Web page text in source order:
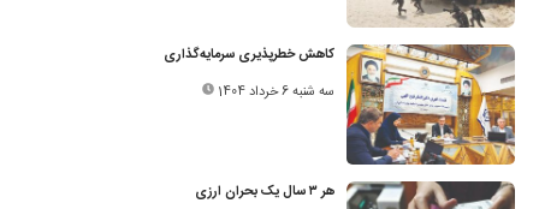
کاهش خطرپذیری سرمایه‌گذاری
سه شنبه 6 خرداد 1404
هر ۳ سال یک بحران ارزی